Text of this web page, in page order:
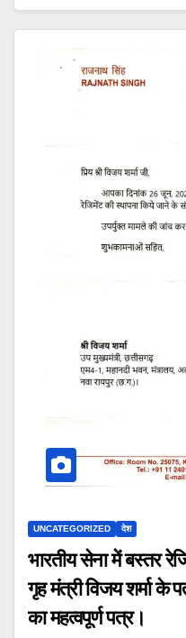
UNCATEGORIZED देश
भारतीय सेना में बस्तर
गृह मंत्री विजय शर्मा के
का महत्वपूर्ण पत्र।